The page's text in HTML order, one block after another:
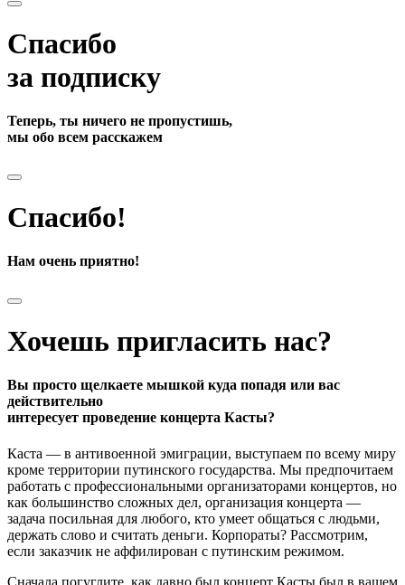
Спасибо
за подписку
Теперь, ты ничего не пропустишь,
мы обо всем расскажем
Спасибо!
Нам очень приятно!
Хочешь пригласить нас?
Вы просто щелкаете мышкой куда попадя или вас
действительно
интересует проведение концерта Касты?
Каста — в антивоенной эмиграции, выступаем по всему миру
кроме территории путинского государства. Мы предпочитаем
работать с профессиональными организаторами концертов, но
как большинство сложных дел, организация концерта —
задача посильная для любого, кто умеет общаться с людьми,
держать слово и считать деньги. Корпораты? Рассмотрим,
если заказчик не аффилирован с путинским режимом.
Сначала погуглите, как давно был концерт Касты был в вашем